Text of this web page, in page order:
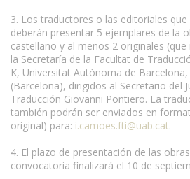
3. Los traductores o las editoriales
deberán presentar 5 ejemplares de la
castellano y al menos 2 originales
la Secretaría de la Facultat de
K, Universitat Autònoma de
(Barcelona), dirigidos al Secretario del
Traducción Giovanni Pontiero. La
también podrán ser enviados en
original) para: i.camoes.fti@uab.cat.
4. El plazo de presentación de las
convocatoria finalizará el 10 de